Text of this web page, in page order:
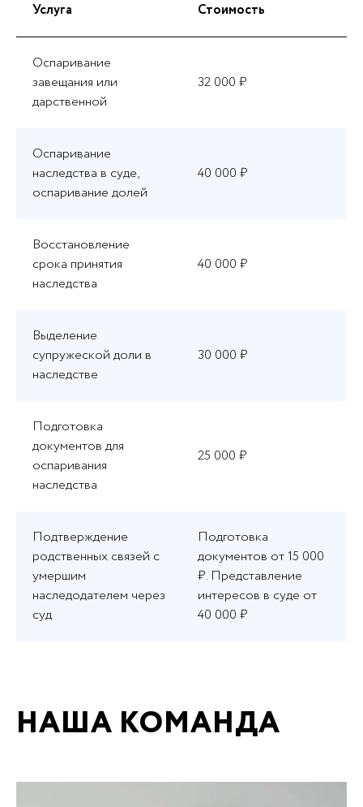
Услуга Стоимость
Оспаривание
завещания или
дарственной
32 000 ₽
Оспаривание
наследства в суде,
оспаривание долей
40 000 ₽
Восстановление
срока принятия
наследства
40 000 ₽
Выделение
супружеской доли в
наследстве
30 000 ₽
Подготовка
документов для
оспаривания
наследства
25 000 ₽
Подтверждение
родственных связей с
умершим
наследодателем через
суд
Подготовка
документов от 15 000
₽. Представление
интересов в суде от
40 000 ₽
НАША КОМАНДА